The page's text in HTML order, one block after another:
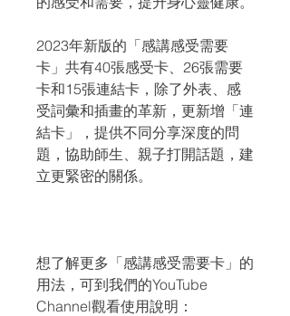
2023年新版的「感講感受需要
卡」共有40張感受卡、26張需要
卡和15張連結卡，除了外表、感
受詞彙和插畫的革新，更新增「連
結卡」，提供不同分享深度的問
題，協助師生、親子打開話題，建
立更緊密的關係。
想了解更多「感講感受需要卡」的
用法，可到我們的YouTube
Channel觀看使用說明：